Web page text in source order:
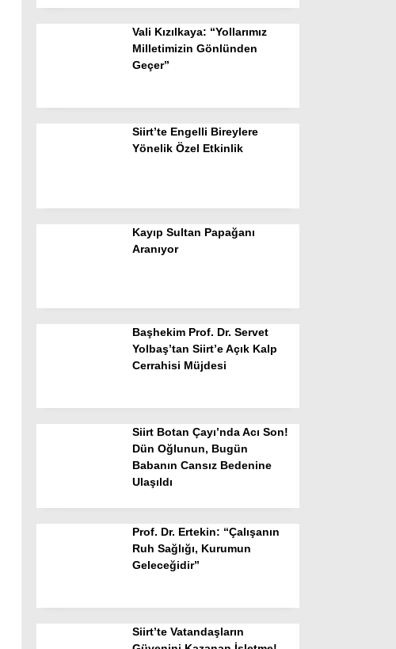
Vali Kızılkaya: “Yollarımız
Milletimizin Gönlünden
Geçer”
Siirt’te Engelli Bireylere
Yönelik Özel Etkinlik
Kayıp Sultan Papağanı
Aranıyor
Başhekim Prof. Dr. Servet
Yolbaş’tan Siirt’e Açık Kalp
Cerrahisi Müjdesi
Siirt Botan Çayı’nda Acı Son!
Dün Oğlunun, Bugün
Babanın Cansız Bedenine
Ulaşıldı
Prof. Dr. Ertekin: “Çalışanın
Ruh Sağlığı, Kurumun
Geleceğidir”
Siirt’te Vatandaşların